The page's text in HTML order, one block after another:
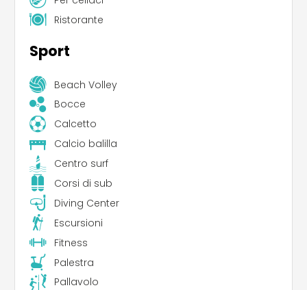
Ristorante
Sport
Beach Volley
Bocce
Calcetto
Calcio balilla
Centro surf
Corsi di sub
Diving Center
Escursioni
Fitness
Palestra
Pallavolo